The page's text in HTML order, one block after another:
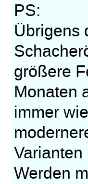
PS:
Übrigens
größere
Monaten
immer
Werden